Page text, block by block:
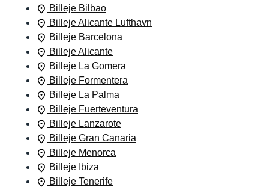
Billeje Bilbao
Billeje Alicante Lufthavn
Billeje Barcelona
Billeje Alicante
Billeje La Gomera
Billeje Formentera
Billeje La Palma
Billeje Fuerteventura
Billeje Lanzarote
Billeje Gran Canaria
Billeje Menorca
Billeje Ibiza
Billeje Tenerife